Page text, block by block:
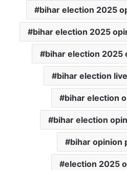
bihar election 2025
bihar election 2025
bihar election 2025
bihar election
bihar election
bihar election
bihar opinion
election 2025